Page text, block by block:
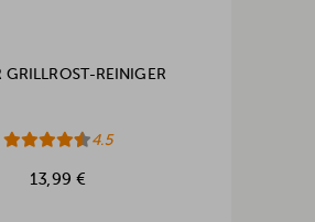
GRILLROST-REINIGER
4.5
13,99 €